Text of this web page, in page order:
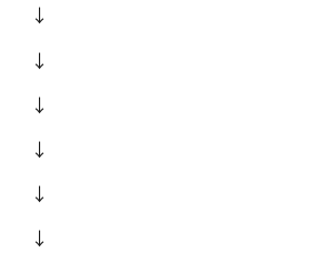
↓
↓
↓
↓
↓
↓